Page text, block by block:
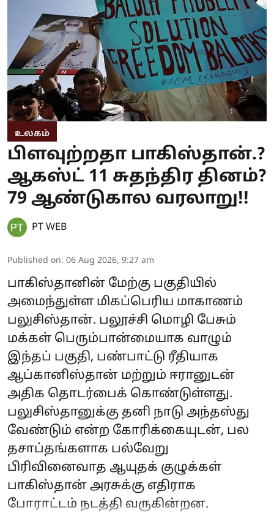
உலகம்
பிளவுற்றதா பாகிஸ்தான்.?
ஆகஸ்ட் 11 சுதந்திர தினம்?
79 ஆண்டுகால வரலாறு!!
PT WEB
Published on: 06 Aug 2026, 9:27 am
பாகிஸ்தானின் மேற்கு பகுதியில்
அமைந்துள்ள மிகப்பெரிய மாகாணம்
பலுசிஸ்தான். பலூச்சி மொழி பேசும்
மக்கள் பெரும்பான்மையாக வாழும்
இந்தப் பகுதி, பண்பாட்டு ரீதியாக
ஆப்கானிஸ்தான் மற்றும் ஈரானுடன்
அதிக தொடர்பைக் கொண்டுள்ளது.
பலுசிஸ்தானுக்கு தனி நாடு அந்தஸ்து
வேண்டும் என்ற கோரிக்கையுடன், பல
தசாப்தங்களாக பல்வேறு
பிரிவினைவாத ஆயுதக் குழுக்கள்
பாகிஸ்தான் அரசுக்கு எதிராக
போராட்டம் நடத்தி வருகின்றன.